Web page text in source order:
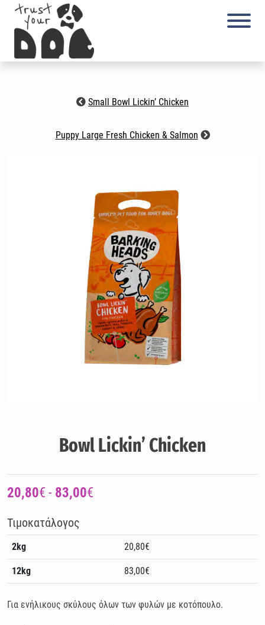
content
Small Bowl Lickin’ Chicken
Puppy Large Fresh Chicken & Salmon
Bowl Lickin’ Chicken
20,80€ - 83,00€
Τιμοκατάλογος
2kg 20,80€
12kg 83,00€
Για ενήλικους σκύλους όλων των φυλών με κοτόπουλο.